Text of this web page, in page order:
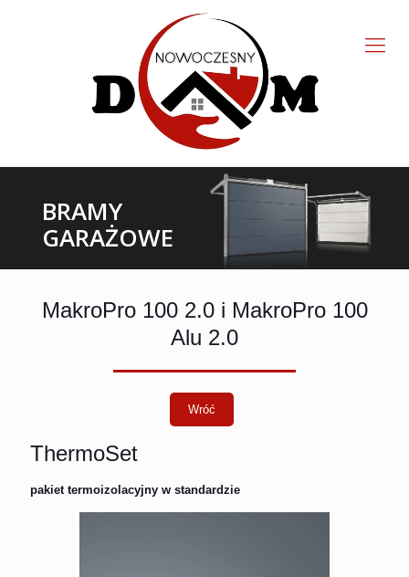
BRAMY
GARAŻOWE
MakroPro 100 2.0 i MakroPro 100
Alu 2.0
ThermoSet
pakiet termoizolacyjny w standardzie